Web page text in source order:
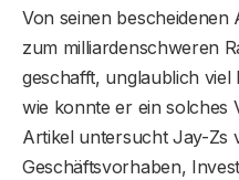
Von seinen
zum milliardenschweren
geschafft, unglaublich
wie konnte er ein solches
Artikel untersucht Jay-Zs
Geschäftsvorhaben,